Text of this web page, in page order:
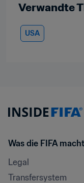
Verwandte
USA
Was die FIFA macht
Legal
Transfersystem